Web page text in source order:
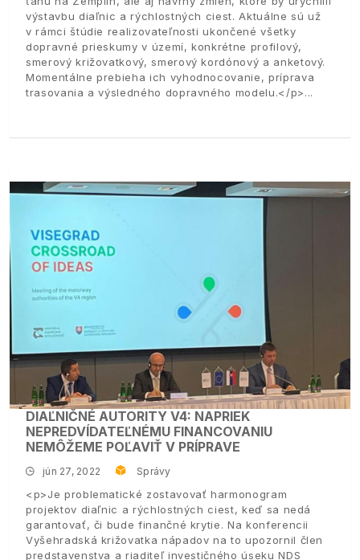
výstavbu diaľnic a rýchlostných ciest. Aktuálne sú už
v rámci štúdie realizovateľnosti ukončené všetky
dopravné prieskumy v území, konkrétne profilový,
smerový križovatkový, smerový kordónový a anketový.
Momentálne prebieha ich vyhodnocovanie, príprava
trasovania a výsledného dopravného modelu.</p>
DIAĽNIČNÉ AUTORITY V4: NAPRIEK
NEPREDVÍDATEĽNÉMU FINANCOVANIU
NEMÔŽEME POĽAVIŤ V PRÍPRAVE
jún 27, 2022 Správy
<p>Je problematické zostavovať harmonogram
projektov diaľnic a rýchlostných ciest, keď sa nedá
garantovať, či bude finančné krytie. Na konferencii
Vyšehradská križovatka nápadov na to upozornil člen
predstavenstva a riaditeľ investičného úseku NDS